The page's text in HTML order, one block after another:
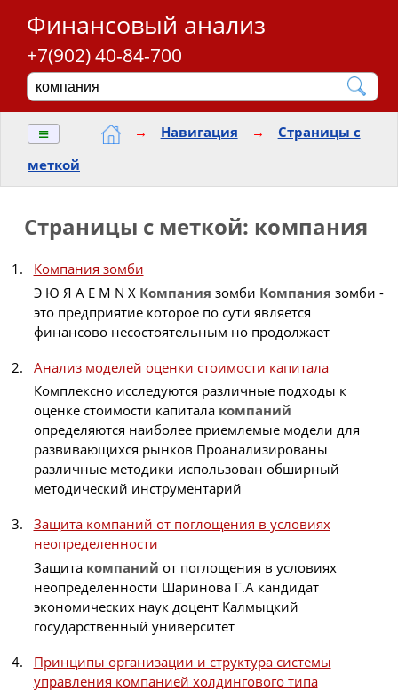
Финансовый анализ
+7(902) 40-84-700
≡ → Навигация →
Страницы с
меткой
Страницы с меткой: компания
Компания зомби
Э Ю Я A E M N X Компания зомби Компания зомби -
это предприятие которое по сути является
финансово несостоятельным но продолжает
Анализ моделей оценки стоимости капитала
Комплексно исследуются различные подходы к
оценке стоимости капитала компаний
определяются наиболее приемлемые модели для
развивающихся рынков Проанализированы
различные методики использован обширный
методический инструментарий
Защита компаний от поглощения в условиях
неопределенности
Защита компаний от поглощения в условиях
неопределенности Шаринова Г.А кандидат
экономических наук доцент Калмыцкий
государственный университет
Принципы организации и структура системы
управления компанией холдингового типа